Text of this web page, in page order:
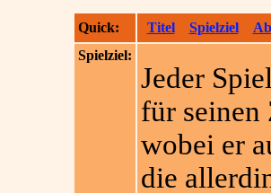
Quick: Titel Spielziel
Spielziel:
Jeder
für
wobei er
die